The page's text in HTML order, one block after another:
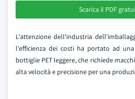
Scarica il PDF
L'attenzione dell'industria
l'efficienza dei costi ha portato ad
bottiglie PET leggere, che richiede
alta velocità e precisione per una